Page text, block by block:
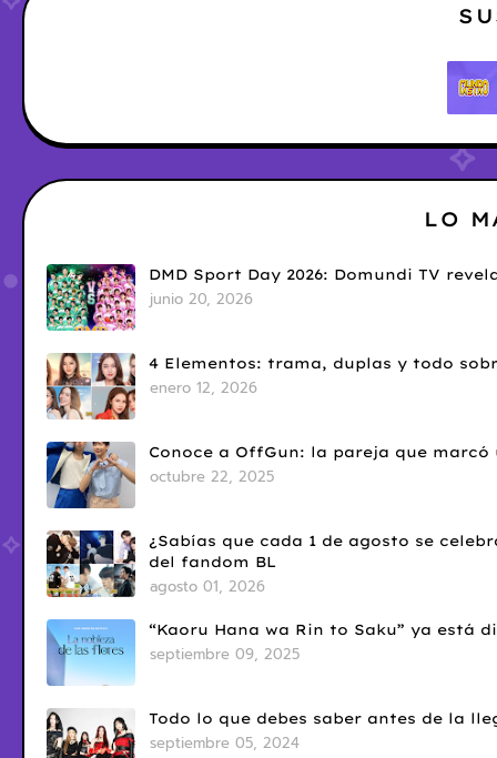
LO
DMD Sport Day 2026: Domundi TV
junio 20, 2026
4 Elementos: trama, duplas y todo
enero 12, 2026
Conoce a OffGun: la pareja que
octubre 22, 2025
¿Sabías que cada 1 de agosto se
del fandom BL
agosto 01, 2026
“Kaoru Hana wa Rin to Saku” ya está
septiembre 09, 2025
Todo lo que debes saber antes de la
septiembre 05, 2024